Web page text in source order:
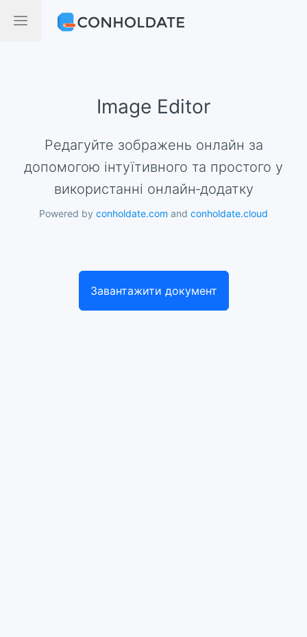
Image Editor
Редагуйте зображень онлайн за
допомогою інтуїтивного та простого у
використанні онлайн‑додатку
Powered by conholdate.com and conholdate.cloud
Завантажити документ